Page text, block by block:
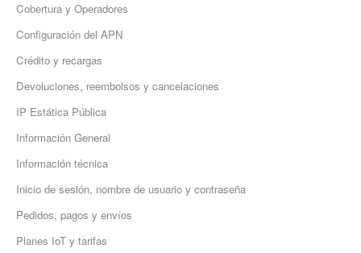
Cobertura y Operadores
Configuración del APN
Crédito y recargas
Devoluciones, reembolsos y cancelaciones
IP Estática Pública
Información General
Información técnica
Inicio de sesión, nombre de usuario y contraseña
Pedidos, pagos y envíos
Planes IoT y tarifas